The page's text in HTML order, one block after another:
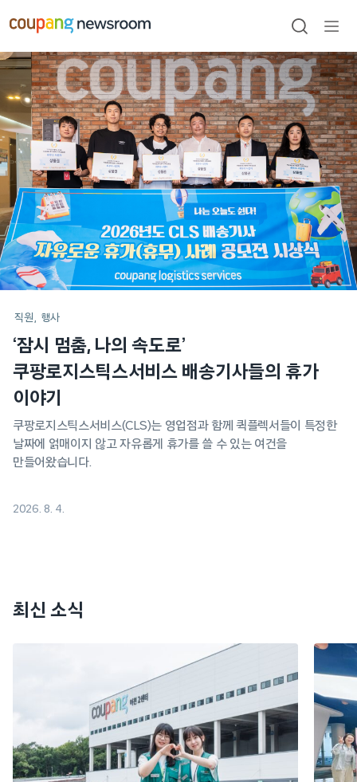
건너뛰기
검색
열기
메인
포스트
직원 행사
‘잠시 멈춤, 나의 속도로’
쿠팡로지스틱스서비스 배송기사들의 휴가
이야기
쿠팡로지스틱스서비스(CLS)는 영업점과 함께 퀵플렉서들이 특정한
날짜에 얽매이지 않고 자유롭게 휴가를 쓸 수 있는 여건을
만들어왔습니다.
2026. 8. 4.
최신 소식